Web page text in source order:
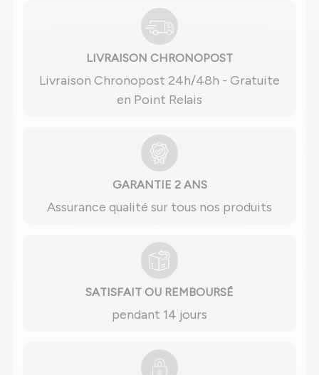
LIVRAISON CHRONOPOST
Livraison Chronopost 24h/48h - Gratuite
en Point Relais
GARANTIE 2 ANS
Assurance qualité sur tous nos produits
SATISFAIT OU REMBOURSÉ
pendant 14 jours